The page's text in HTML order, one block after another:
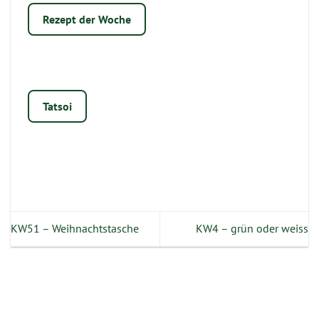
Rezept der Woche
Tatsoi
KW51 – Weihnachtstasche KW4 – grün oder weiss